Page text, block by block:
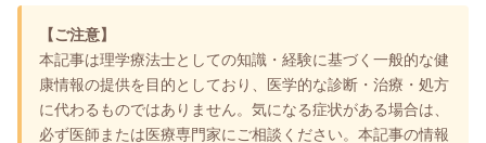
【ご注意】
本記事は理学療法士としての知識・経験に基づく一般的な健
康情報の提供を目的としており、医学的な診断・治療・処方
に代わるものではありません。気になる症状がある場合は、
必ず医師または医療専門家にご相談ください。本記事の情報